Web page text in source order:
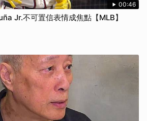
00:46
Jr.不可置信表情成焦點【MLB】